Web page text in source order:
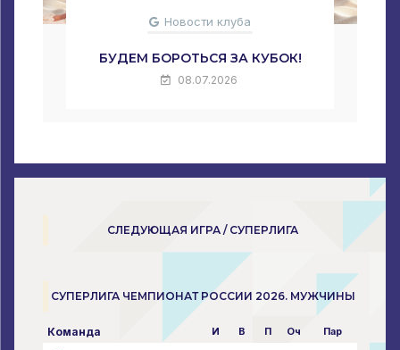
Новости клуба
БУДЕМ БОРОТЬСЯ ЗА КУБОК!
08.07.2026
СЛЕДУЮЩАЯ ИГРА / СУПЕРЛИГА
СУПЕРЛИГА ЧЕМПИОНАТ РОССИИ 2026. МУЖЧИНЫ
Команда И В П Оч Пар